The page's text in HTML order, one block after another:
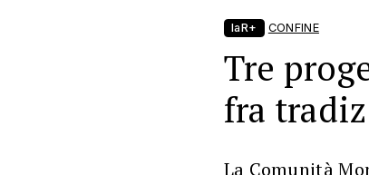
laR+ CONFINE
Tre
fra
La Comunità